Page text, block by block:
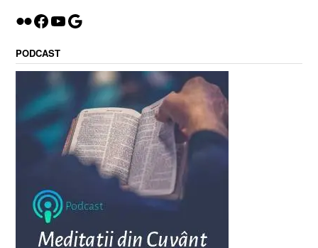
Flickr
Facebook
YouTube
Google
PODCAST